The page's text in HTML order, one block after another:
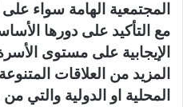
المجتمعية الهامة سواء
مع التأكيد على دورها
الإيجابية على مستوى
المزيد من العلاقات
المحلية او الدولية والتي